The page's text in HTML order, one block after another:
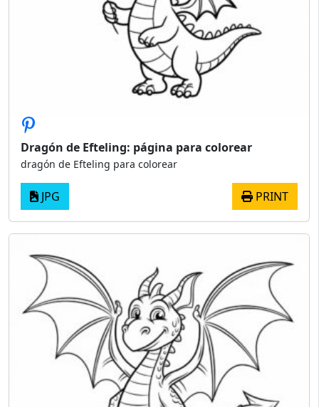
Dragón de Efteling: página para colorear
dragón de Efteling para colorear
JPG PRINT